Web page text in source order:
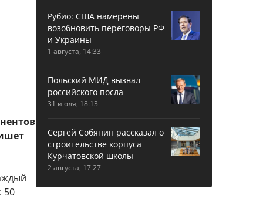
50
Рубио: США намерены
возобновить переговоры РФ
и Украины
1 августа, 14:33
Польский МИД вызвал
российского посла
31 июля, 18:13
Сергей Собянин рассказал о
строительстве корпуса
Курчатовской школы
2 августа, 17:27